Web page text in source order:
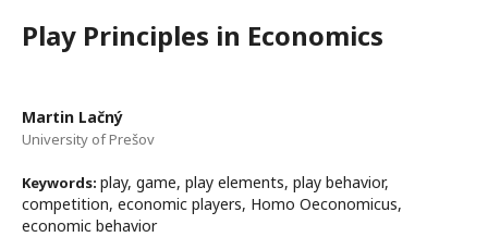
Play Principles in Economics
Martin Lačný
University of Prešov
Keywords: play, game, play elements, play behavior,
competition, economic players, Homo Oeconomicus,
economic behavior